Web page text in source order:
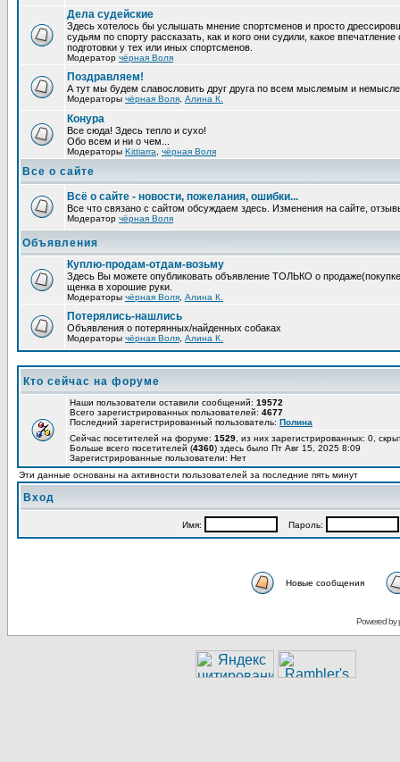
Дела судейские
Здесь хотелось бы услышать мнение спортсменов и просто
судьям по спорту рассказать, как и кого они судили, какое
подготовки у тех или иных спортсменов.
Модератор чёрная Воля
Поздравляем!
А тут мы будем славословить друг друга по всем мыслемым и
Модераторы чёрная Воля Алина К.
Конура
Все сюда! Здесь тепло и сухо!
Обо всем и ни о чем...
Модераторы Kittiarra чёрная Воля
Все о сайте
Всё о сайте - новости, пожелания, ошибки...
Все что связано с сайтом обсуждаем здесь. Изменения на сайте,
Модератор чёрная Воля
Объявления
Куплю-продам-отдам-возьму
Здесь Вы можете опубликовать объявление ТОЛЬКО о
щенка в хорошие руки.
Модераторы чёрная Воля Алина К.
Потерялись-нашлись
Объявления о потерянных/найденных собаках
Модераторы чёрная Воля Алина К.
Кто сейчас на форуме
Наши пользователи оставили сообщений: 19572
Всего зарегистрированных пользователей: 4677
Последний зарегистрированный пользователь: Полина
Сейчас посетителей на форуме: 1529 , из них зарегистрированных: 0,
Больше всего посетителей (4360) здесь было Пт Авг 15, 2025 8:09
Зарегистрированные пользователи: Нет
Эти данные основаны на активности пользователей за последние пять минут
Вход
Имя: Пароль:
Новые сообщения
Powered by